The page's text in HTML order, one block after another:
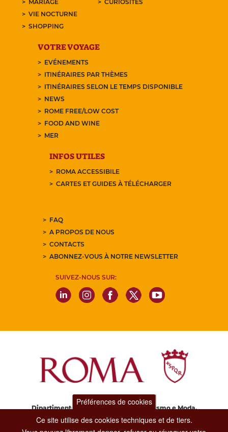
MARIAGE
VIE NOCTURNE
SHOPPING
CURIOSITÉS
VOTRE VOYAGE
EVÉNEMENTS
ITINÉRAIRES PAR THÈMES
ITINÉRAIRES SELON LE TEMPS DISPONIBLE
NEWS
ROME FREE/LOW COST
FOOD AND WINE
MER
INFOS UTILES
ROMA ACCESSIBILE
CARTES ET GUIDES À TÉLÉCHARGER
FAQ
A PROPOS DE NOUS
CONTACTS
ABONNEZ-VOUS À NOTRE NEWSLETTER
SUIVEZ-NOUS SUR:
Dipartimento Grandi Eventi, Sport, Turismo e Moda.
Via di San Basilio, 51
Préférences de cookies
Ce site utilise des cookies techniques et de tiers.